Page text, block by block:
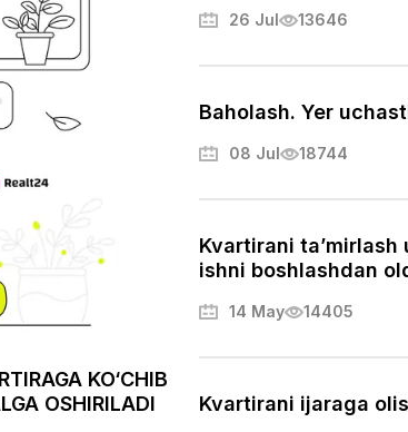
KO‘CHIB
OSHIRILADI
26 Jul 13646
Baholash. Yer
08 Jul 18744
Kvartirani
ishni boshlashdan
14 May 14405
Kvartirani ijaraga